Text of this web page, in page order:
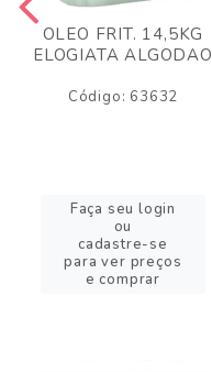
OLEO FRIT. 14,5KG
ELOGIATA ALGODAO
Código: 63632
Faça seu login
ou
cadastre-se
para ver preços
e comprar